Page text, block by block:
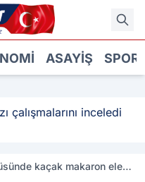
ASAYIŞ SPOR
inceledi
kaçak makaron ele